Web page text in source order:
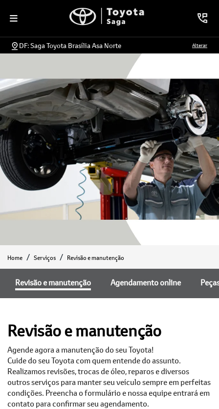
DF: Saga Toyota Brasília Asa Norte Alterar
Home Serviços Revisão e manutenção
Agendamento online
Revisão e manutenção
Revisão e manutenção
Agende agora a manutenção do seu Toyota!
Cuide do seu Toyota com quem entende do assunto.
Realizamos revisões, trocas de óleo, reparos e diversos
outros serviços para manter seu veículo sempre em perfeitas
condições. Preencha o formulário e nossa equipe entrará em
contato para confirmar seu agendamento.